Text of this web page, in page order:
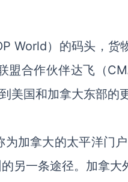
World） 的码头，货
盟合作伙伴达飞（
美国和加拿大东部的
为加拿大的太平洋门
另一条途径。加拿大